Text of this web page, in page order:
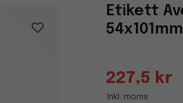
Etikett
227,5 kr
Inkl. moms